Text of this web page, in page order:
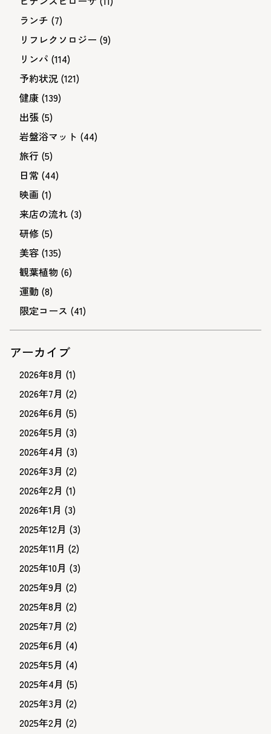
ランチ (7)
リフレクソロジー (9)
リンパ (114)
予約状況 (121)
健康 (139)
出張 (5)
岩盤浴マット (44)
旅行 (5)
日常 (44)
映画 (1)
来店の流れ (3)
研修 (5)
美容 (135)
観葉植物 (6)
運動 (8)
限定コース (41)
アーカイブ
2026年8月 (1)
2026年7月 (2)
2026年6月 (5)
2026年5月 (3)
2026年4月 (3)
2026年3月 (2)
2026年2月 (1)
2026年1月 (3)
2025年12月 (3)
2025年11月 (2)
2025年10月 (3)
2025年9月 (2)
2025年8月 (2)
2025年7月 (2)
2025年6月 (4)
2025年5月 (4)
2025年4月 (5)
2025年3月 (2)
2025年2月 (2)